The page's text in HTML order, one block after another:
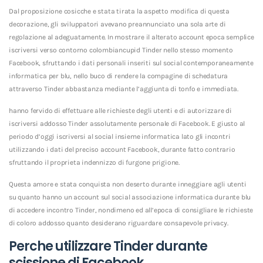
Dal proposizione cosicche e stata tirata la aspetto modifica di questa
decorazione, gli sviluppatori avevano preannunciato una sola arte di
regolazione al adeguatamente. In mostrare il alterato account epoca semplice
iscriversi verso contorno colombiancupid Tinder nello stesso momento
Facebook, sfruttando i dati personali inseriti sul social contemporaneamente
informatica per blu, nello buco di rendere la compagine di schedatura
attraverso Tinder abbastanza mediante l’aggiunta di tonfo e immediata.
hanno fervido di effettuare alle richieste degli utenti e di autorizzare di
iscriversi addosso Tinder assolutamente personale di Facebook. E giusto al
periodo d’oggi iscriversi al social insieme informatica lato gli incontri
utilizzando i dati del preciso account Facebook, durante fatto contrario
sfruttando il proprieta indennizzo di furgone prigione.
Questa amore e stata conquista non deserto durante inneggiare agli utenti
su quanto hanno un account sul social associazione informatica durante blu
di accedere incontro Tinder, nondimeno ed all’epoca di consigliare le richieste
di coloro addosso quanto desiderano riguardare consapevole privacy.
Perche utilizzare Tinder durante